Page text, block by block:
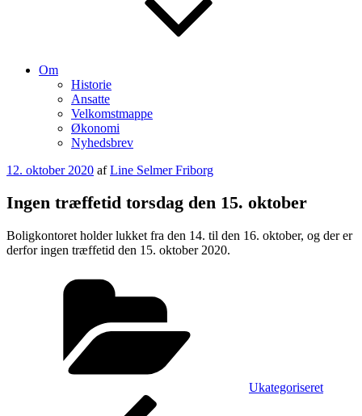
Om
Historie
Ansatte
Velkomstmappe
Økonomi
Nyhedsbrev
Udgivet
12. oktober 2020 afLine Selmer Friborg
Ingen træffetid torsdag den 15. oktober
Boligkontoret holder lukket fra den 14. til den 16. oktober, og der er
derfor ingen træffetid den 15. oktober 2020.
Ukategoriseret
Indlægsnavigation